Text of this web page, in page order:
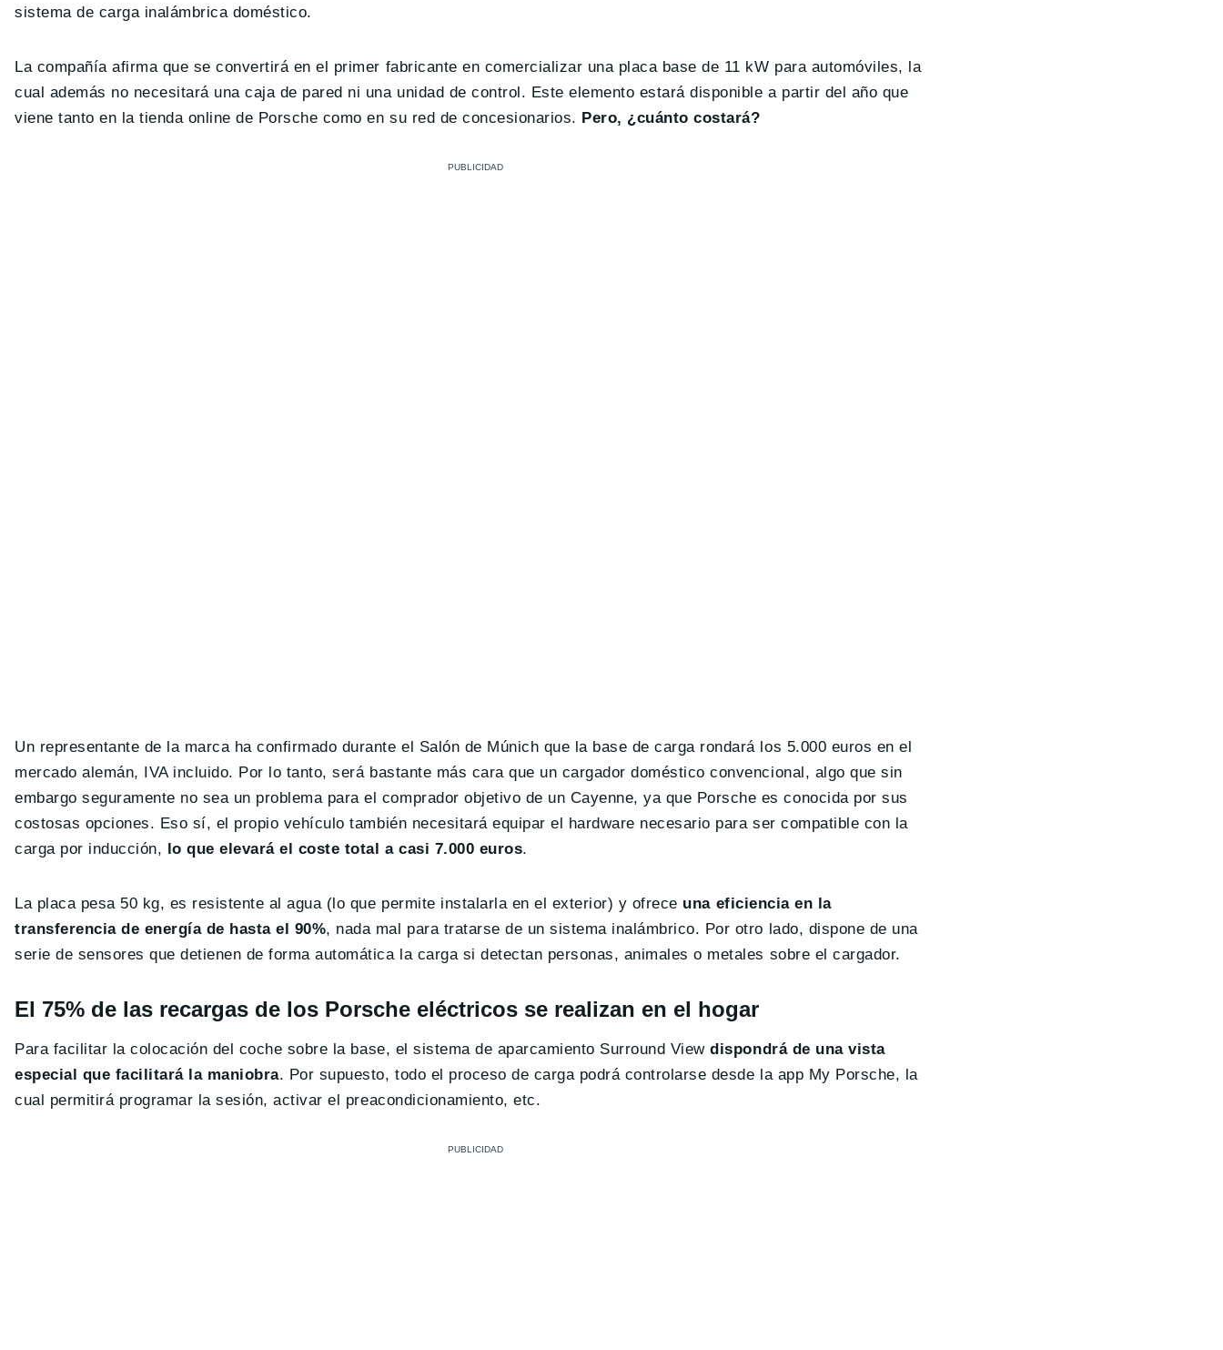
sistema de carga inalámbrica doméstico.
La compañía afirma que se convertirá en el primer fabricante en comercializar una placa base de 11 kW para automóviles, la
cual además no necesitará una caja de pared ni una unidad de control. Este elemento estará disponible a partir del año que
viene tanto en la tienda online de Porsche como en su red de concesionarios. Pero, ¿cuánto costará?
Un representante de la marca ha confirmado durante el Salón de Múnich que la base de carga rondará los 5.000 euros en el
mercado alemán, IVA incluido. Por lo tanto, será bastante más cara que un cargador doméstico convencional, algo que sin
embargo seguramente no sea un problema para el comprador objetivo de un Cayenne, ya que Porsche es conocida por sus
costosas opciones. Eso sí, el propio vehículo también necesitará equipar el hardware necesario para ser compatible con la
carga por inducción, lo que elevará el coste total a casi 7.000 euros.
La placa pesa 50 kg, es resistente al agua (lo que permite instalarla en el exterior) y ofrece una eficiencia en la
transferencia de energía de hasta el 90%, nada mal para tratarse de un sistema inalámbrico. Por otro lado, dispone de una
serie de sensores que detienen de forma automática la carga si detectan personas, animales o metales sobre el cargador.
El 75% de las recargas de los Porsche eléctricos se realizan en el hogar
Para facilitar la colocación del coche sobre la base, el sistema de aparcamiento Surround Viewdispondrá de una vista
especial que facilitará la maniobra. Por supuesto, todo el proceso de carga podrá controlarse desde la app My Porsche, la
cual permitirá programar la sesión, activar el preacondicionamiento, etc.